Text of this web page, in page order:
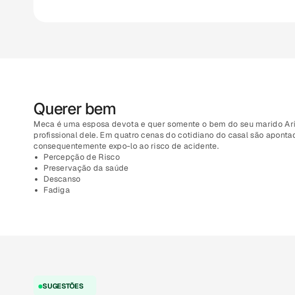
Querer bem
Meca é uma esposa devota e quer somente o bem do seu marido
profissional dele. Em quatro cenas do cotidiano do casal são
consequentemente expo-lo ao risco de acidente.
Percepção de Risco
Preservação da saúde
Descanso
Fadiga
SUGESTÕES